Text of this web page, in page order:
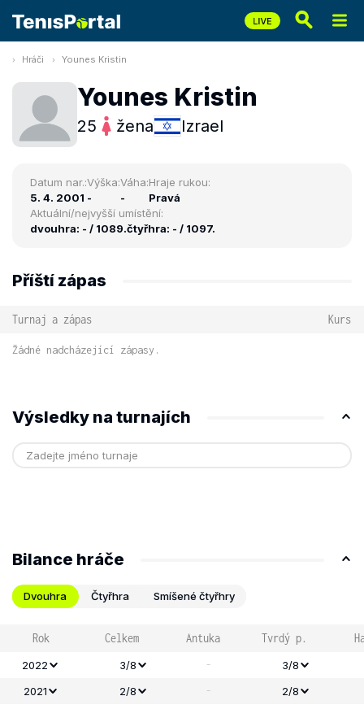
Hráči Younes Kristin
Younes Kristin
25 žena Izrael
Datum nar.:
5. 4. 2001
Výška:
-
Váha:
-
Hraje rukou:
Pravá
Aktuální/nejvyšší umístění:
dvouhra: - / 1089.čtyřhra: - / 1097.
Příští zápas
Turnaj a zápas Kurs
Žádné nadcházející zápasy.
Výsledky na turnajích
Bilance hráče
Dvouhra Čtyřhra Smíšené čtyřhry
Rok Celkem Antuka Tvrdý p.
2022 3/8 -
3/8
2021
2/8 -
2/8